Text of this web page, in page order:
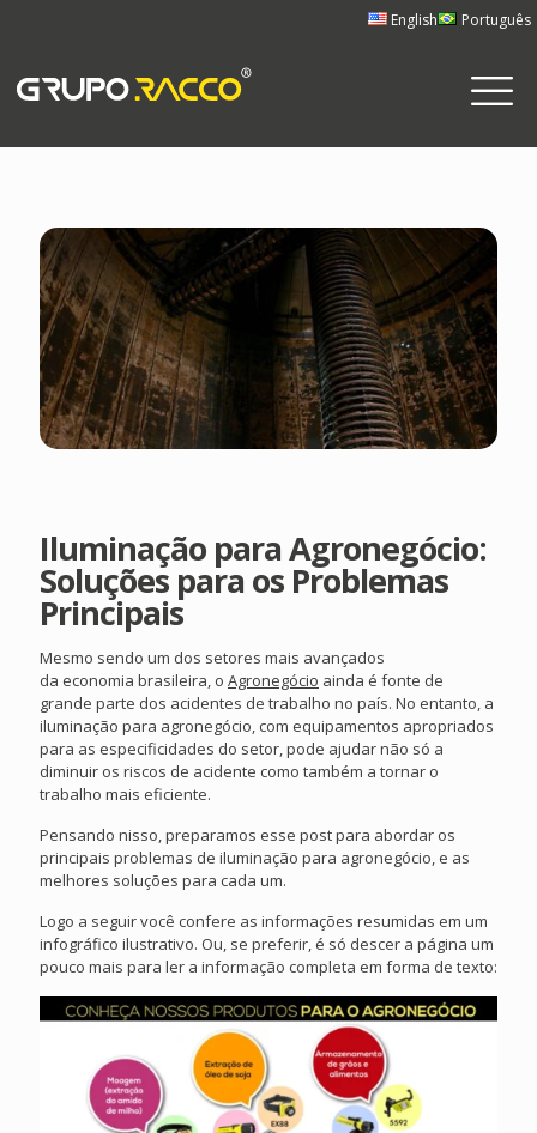
English Português
Iluminação para Agronegócio:
Soluções para os Problemas
Principais
Mesmo sendo um dos setores mais avançados
da economia brasileira, o Agronegócio ainda é fonte de
grande parte dos acidentes de trabalho no país. No entanto, a
iluminação para agronegócio, com equipamentos apropriados
para as especificidades do setor, pode ajudar não só a
diminuir os riscos de acidente como também a tornar o
trabalho mais eficiente.
Pensando nisso, preparamos esse post para abordar os
principais problemas de iluminação para agronegócio, e as
melhores soluções para cada um.
Logo a seguir você confere as informações resumidas em um
infográfico ilustrativo. Ou, se preferir, é só descer a página um
pouco mais para ler a informação completa em forma de texto: